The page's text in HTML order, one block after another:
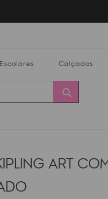
Escolares Calçados
ART